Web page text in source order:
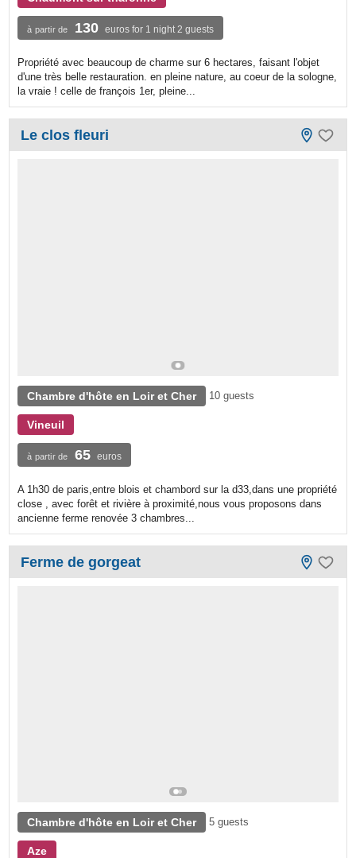
à partir de 130 euros for 1 night 2 guests
Propriété avec beaucoup de charme sur 6 hectares, faisant l'objet
d'une très belle restauration. en pleine nature, au coeur de la sologne,
la vraie ! celle de françois 1er, pleine...
Le clos fleuri
Chambre d'hôte en Loir et Cher 10 guests
Vineuil
à partir de 65 euros
A 1h30 de paris,entre blois et chambord sur la d33,dans une propriété
close , avec forêt et rivière à proximité,nous vous proposons dans
ancienne ferme renovée 3 chambres...
Ferme de gorgeat
Chambre d'hôte en Loir et Cher 5 guests
Aze